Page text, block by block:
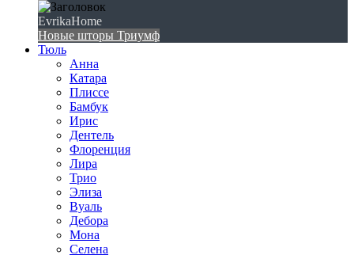
EvrikaHome
Новые шторы Триумф
Тюль
Анна
Катара
Плиссе
Бамбук
Ирис
Дентель
Флоренция
Лира
Трио
Элиза
Вуаль
Дебора
Мона
Селена